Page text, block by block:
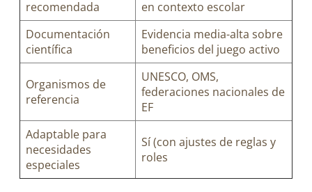
recomendada
en contexto escolar
Documentación
científica
Evidencia media-alta sobre
beneficios del juego activo
Organismos de
referencia
UNESCO, OMS,
federaciones nacionales de
EF
Adaptable para
necesidades
especiales
Sí (con ajustes de reglas y
roles